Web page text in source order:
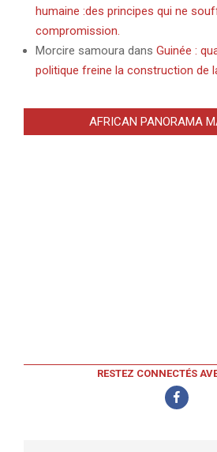
humaine :des principes qui ne
compromission.
Morcire samoura dans Guinée :
politique freine la construction de
AFRICAN PANORAMA
RESTEZ CONNECTÉS